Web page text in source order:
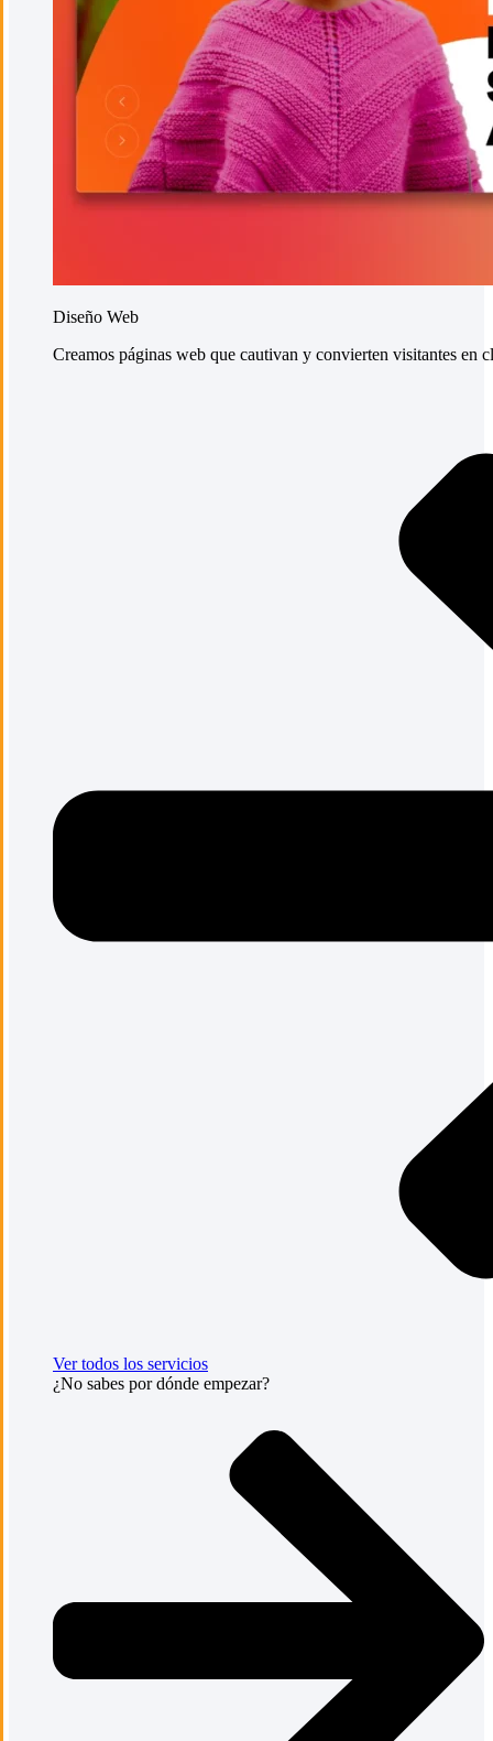
Diseño Web
Creamos páginas web que cautivan y convierten visitantes en
Ver todos los servicios
¿No sabes por dónde empezar?